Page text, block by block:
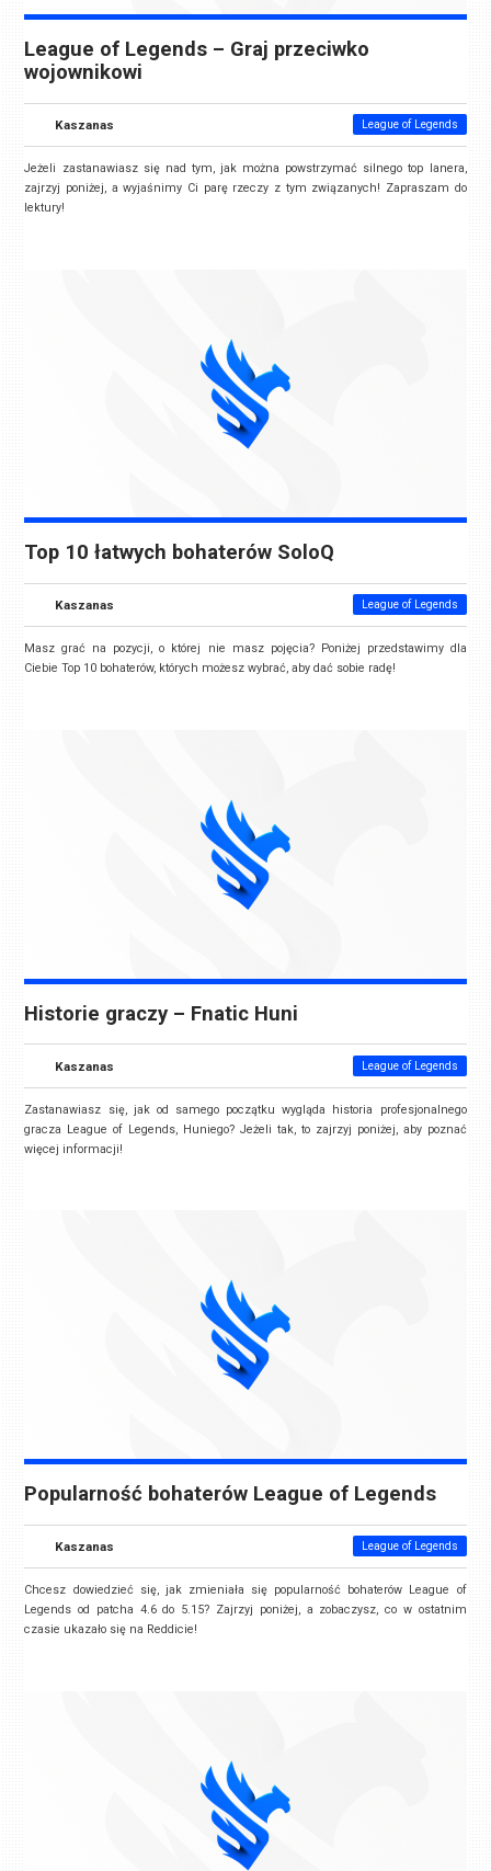
League of Legends – Graj przeciwko
wojownikowi
Kaszanas League of Legends
Jeżeli zastanawiasz się nad tym, jak można powstrzymać silnego top lanera,
zajrzyj poniżej, a wyjaśnimy Ci parę rzeczy z tym związanych! Zapraszam do
lektury!
Top 10 łatwych bohaterów SoloQ
Kaszanas League of Legends
Masz grać na pozycji, o której nie masz pojęcia? Poniżej przedstawimy dla
Ciebie Top 10 bohaterów, których możesz wybrać, aby dać sobie radę!
Historie graczy – Fnatic Huni
Kaszanas League of Legends
Zastanawiasz się, jak od samego początku wygląda historia profesjonalnego
gracza League of Legends, Huniego? Jeżeli tak, to zajrzyj poniżej, aby poznać
więcej informacji!
Popularność bohaterów League of Legends
Kaszanas League of Legends
Chcesz dowiedzieć się, jak zmieniała się popularność bohaterów League of
Legends od patcha 4.6 do 5.15? Zajrzyj poniżej, a zobaczysz, co w ostatnim
czasie ukazało się na Reddicie!